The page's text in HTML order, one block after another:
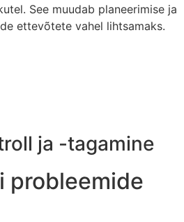
See muudab planeerimise ja
ettevõtete vahel lihtsamaks.
ja -tagamine
probleemide